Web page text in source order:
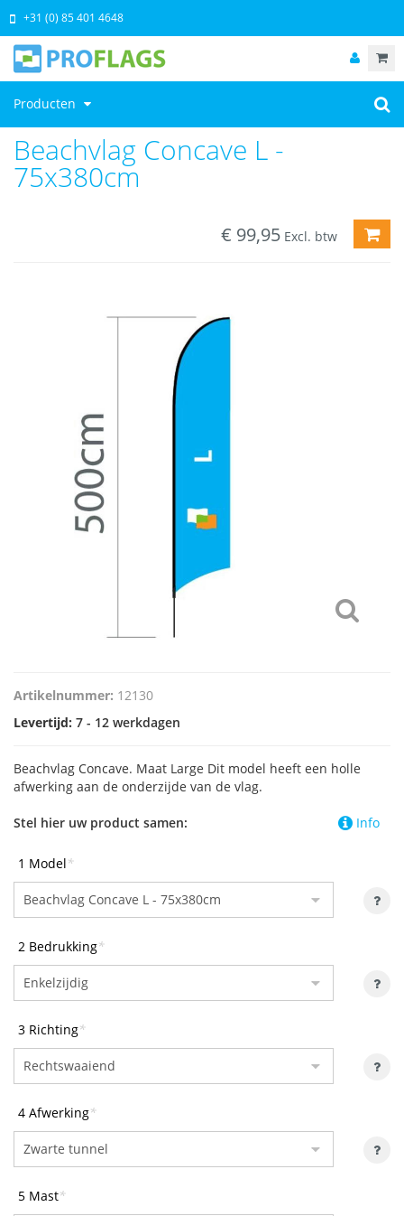
Producten
+31 (0) 85 401 4648
Beachvlag Concave L -
75x380cm
€ 99,95 Excl. btw
Artikelnummer: 12130
Levertijd: 7 - 12 werkdagen
Beachvlag Concave. Maat Large Dit model heeft een holle
afwerking aan de onderzijde van de vlag.
Info
Stel hier uw product samen:
1 Model*
2 Bedrukking*
3 Richting*
4 Afwerking*
5 Mast*